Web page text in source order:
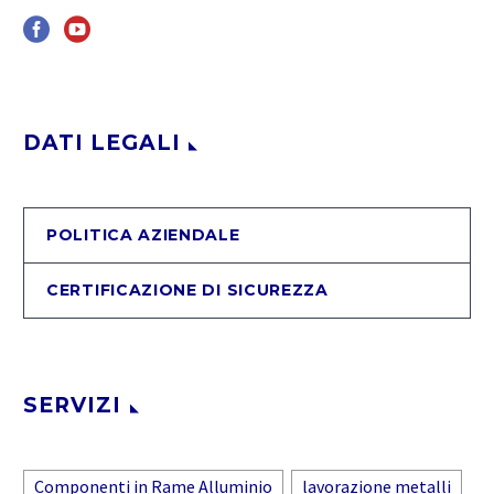
DATI LEGALI
POLITICA AZIENDALE
CERTIFICAZIONE DI SICUREZZA
SERVIZI
Componenti in Rame Alluminio lavorazione metalli